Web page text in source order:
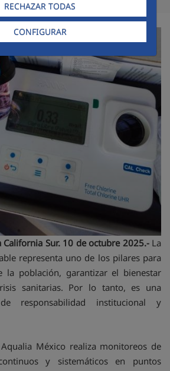
RECHAZAR TODAS
CONFIGURAR
California Sur. 10 de octubre 2025.-La
representa uno de los pilares para
la población, garantizar el bienestar
sanitarias. Por lo tanto, es una
responsabilidad institucional y
Aqualia México realiza monitoreos de
y sistemáticos en puntos